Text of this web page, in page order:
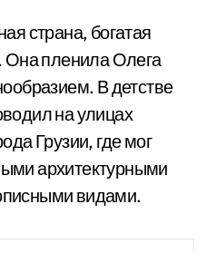
страна, богатая
Она пленила Олега
В детстве
на улицах
Грузии, где мог
архитектурными
видами.